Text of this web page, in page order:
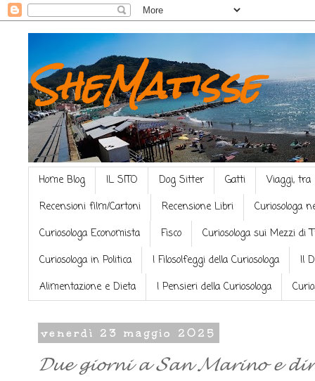
SheMatisse
Home Blog IL SITO Dog Sitter Gatti
Viaggi, tra
Recensioni film/Cartoni
Recensione Libri
Curiosologa
Curiosologa Economista
Fisco
Curiosologa sui Mezzi di
Curiosologa in Politica
I Filosolfeggi della Curiosologa
Il
Alimentazione e Dieta
I Pensieri della Curiosologa
venerdì 23 maggio 2025
𝓓𝓾𝓮 𝓰𝓲𝓸𝓻𝓷𝓲 𝓪 𝓢𝓪𝓷 𝓜𝓪𝓻𝓲𝓷𝓸 𝓮